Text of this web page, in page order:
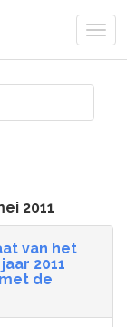
2011
van het
2011
de